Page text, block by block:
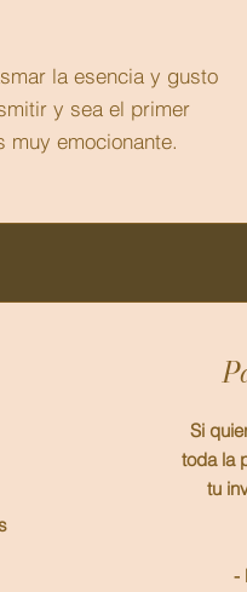
la esencia y gusto
y sea el primer
muy emocionante.
Si
toda la
tu
-